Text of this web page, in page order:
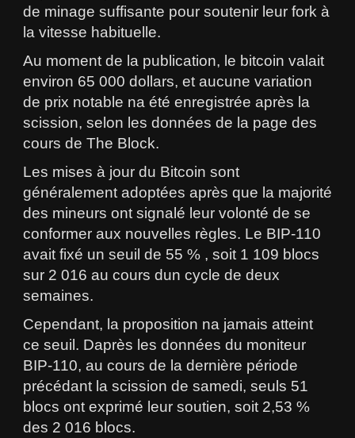
de minage suffisante pour soutenir leur fork à
la vitesse habituelle.
Au moment de la publication, le bitcoin valait
environ 65 000 dollars, et aucune variation
de prix notable na été enregistrée après la
scission, selon les données de la page des
cours de The Block.
Les mises à jour du Bitcoin sont
généralement adoptées après que la majorité
des mineurs ont signalé leur volonté de se
conformer aux nouvelles règles. Le BIP-110
avait fixé un seuil de 55 % , soit 1 109 blocs
sur 2 016 au cours dun cycle de deux
semaines.
Cependant, la proposition na jamais atteint
ce seuil. Daprès les données du moniteur
BIP-110, au cours de la dernière période
précédant la scission de samedi, seuls 51
blocs ont exprimé leur soutien, soit 2,53 %
des 2 016 blocs.